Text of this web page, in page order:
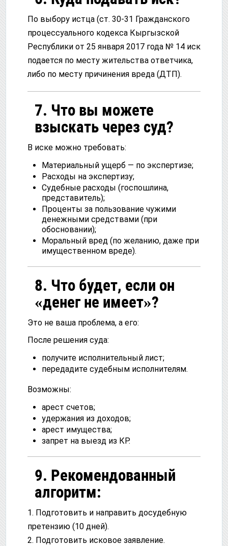
По выбору истца (ст. 30-31 Гражданского
процессуального кодекса Кыргызской
Республики от 25 января 2017 года № 14 иск
подается по месту жительства ответчика,
либо по месту причинения вреда (ДТП).
7. Что вы можете
взыскать через суд?
В иске можно требовать:
Материальный ущерб — по экспертизе;
Расходы на экспертизу;
Судебные расходы (госпошлина,
представитель);
Проценты за пользование чужими
денежными средствами (при
обосновании);
Моральный вред (по желанию, даже при
имущественном вреде).
8. Что будет, если он
«денег не имеет»?
Это не ваша проблема, а его:
После решения суда:
получите исполнительный лист;
передадите судебным исполнителям.
Возможны:
арест счетов;
удержания из доходов;
арест имущества;
запрет на выезд из КР.
9. Рекомендованный
алгоритм:
1. Подготовить и направить досудебную
претензию (10 дней).
2. Подготовить исковое заявление.